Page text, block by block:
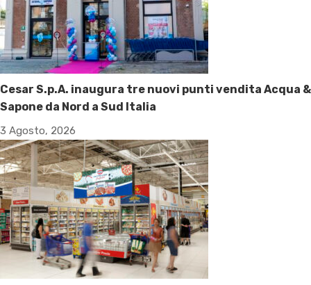
Cesar S.p.A. inaugura tre nuovi punti vendita Acqua &
Sapone da Nord a Sud Italia
3 Agosto, 2026